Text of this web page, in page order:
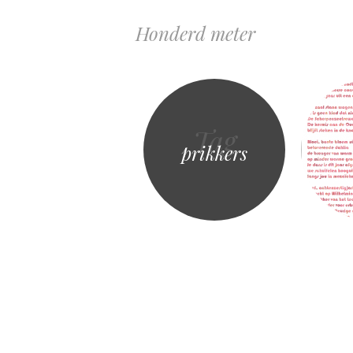
Honderd meter
Tag
prikkers